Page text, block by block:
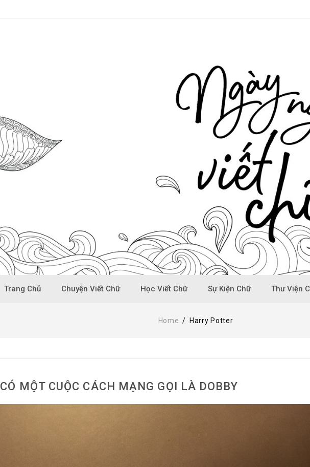
Trang Chủ Chuyện Viết Chữ Học Viết Chữ Sự Kiện Chữ Thư Viện
Home / Harry Potter
CÓ MỘT CUỘC CÁCH MẠNG GỌI LÀ DOBBY